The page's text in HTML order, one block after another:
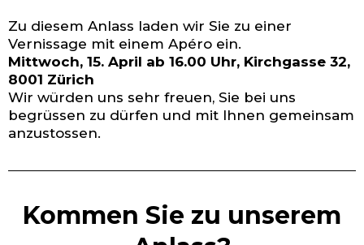
Zu diesem Anlass laden wir Sie zu einer
Vernissage mit einem Apéro ein.
Mittwoch, 15. April ab 16.00 Uhr, Kirchgasse 32,
8001 Zürich
Wir würden uns sehr freuen, Sie bei uns
begrüssen zu dürfen und mit Ihnen gemeinsam
anzustossen.
Kommen Sie zu unserem